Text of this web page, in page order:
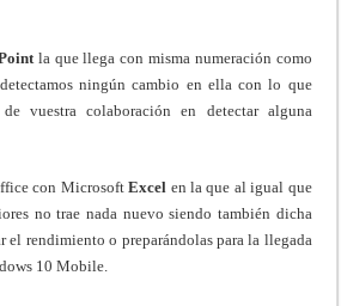
la que llega con misma numeración como
ningún cambio en ella con lo que
vuestra colaboración en detectar alguna
con MicrosoftExcel en la que al igual que
no trae nada nuevo siendo también dicha
el rendimiento o preparándolas para la llegada
10 Mobile.